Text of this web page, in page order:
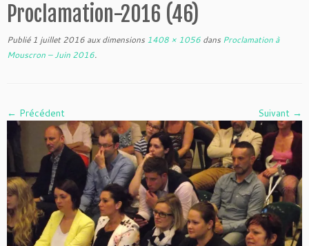
Proclamation-2016 (46)
Publié 1 juillet 2016 aux dimensions 1408 × 1056 dans Proclamation à
Mouscron – Juin 2016.
← Précédent Suivant →